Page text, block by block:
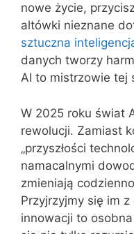
nowe życie,
altówki nieznane
sztuczna
danych tworzy
AI to mistrzowie tej
W 2025 roku świat
rewolucji. Zamiast
„przyszłości
namacalnymi
zmieniają
Przyjrzyjmy się im
innowacji to